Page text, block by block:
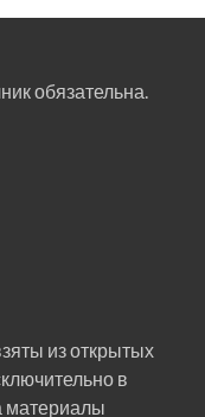
обязательна.
из открытых
в
материалы